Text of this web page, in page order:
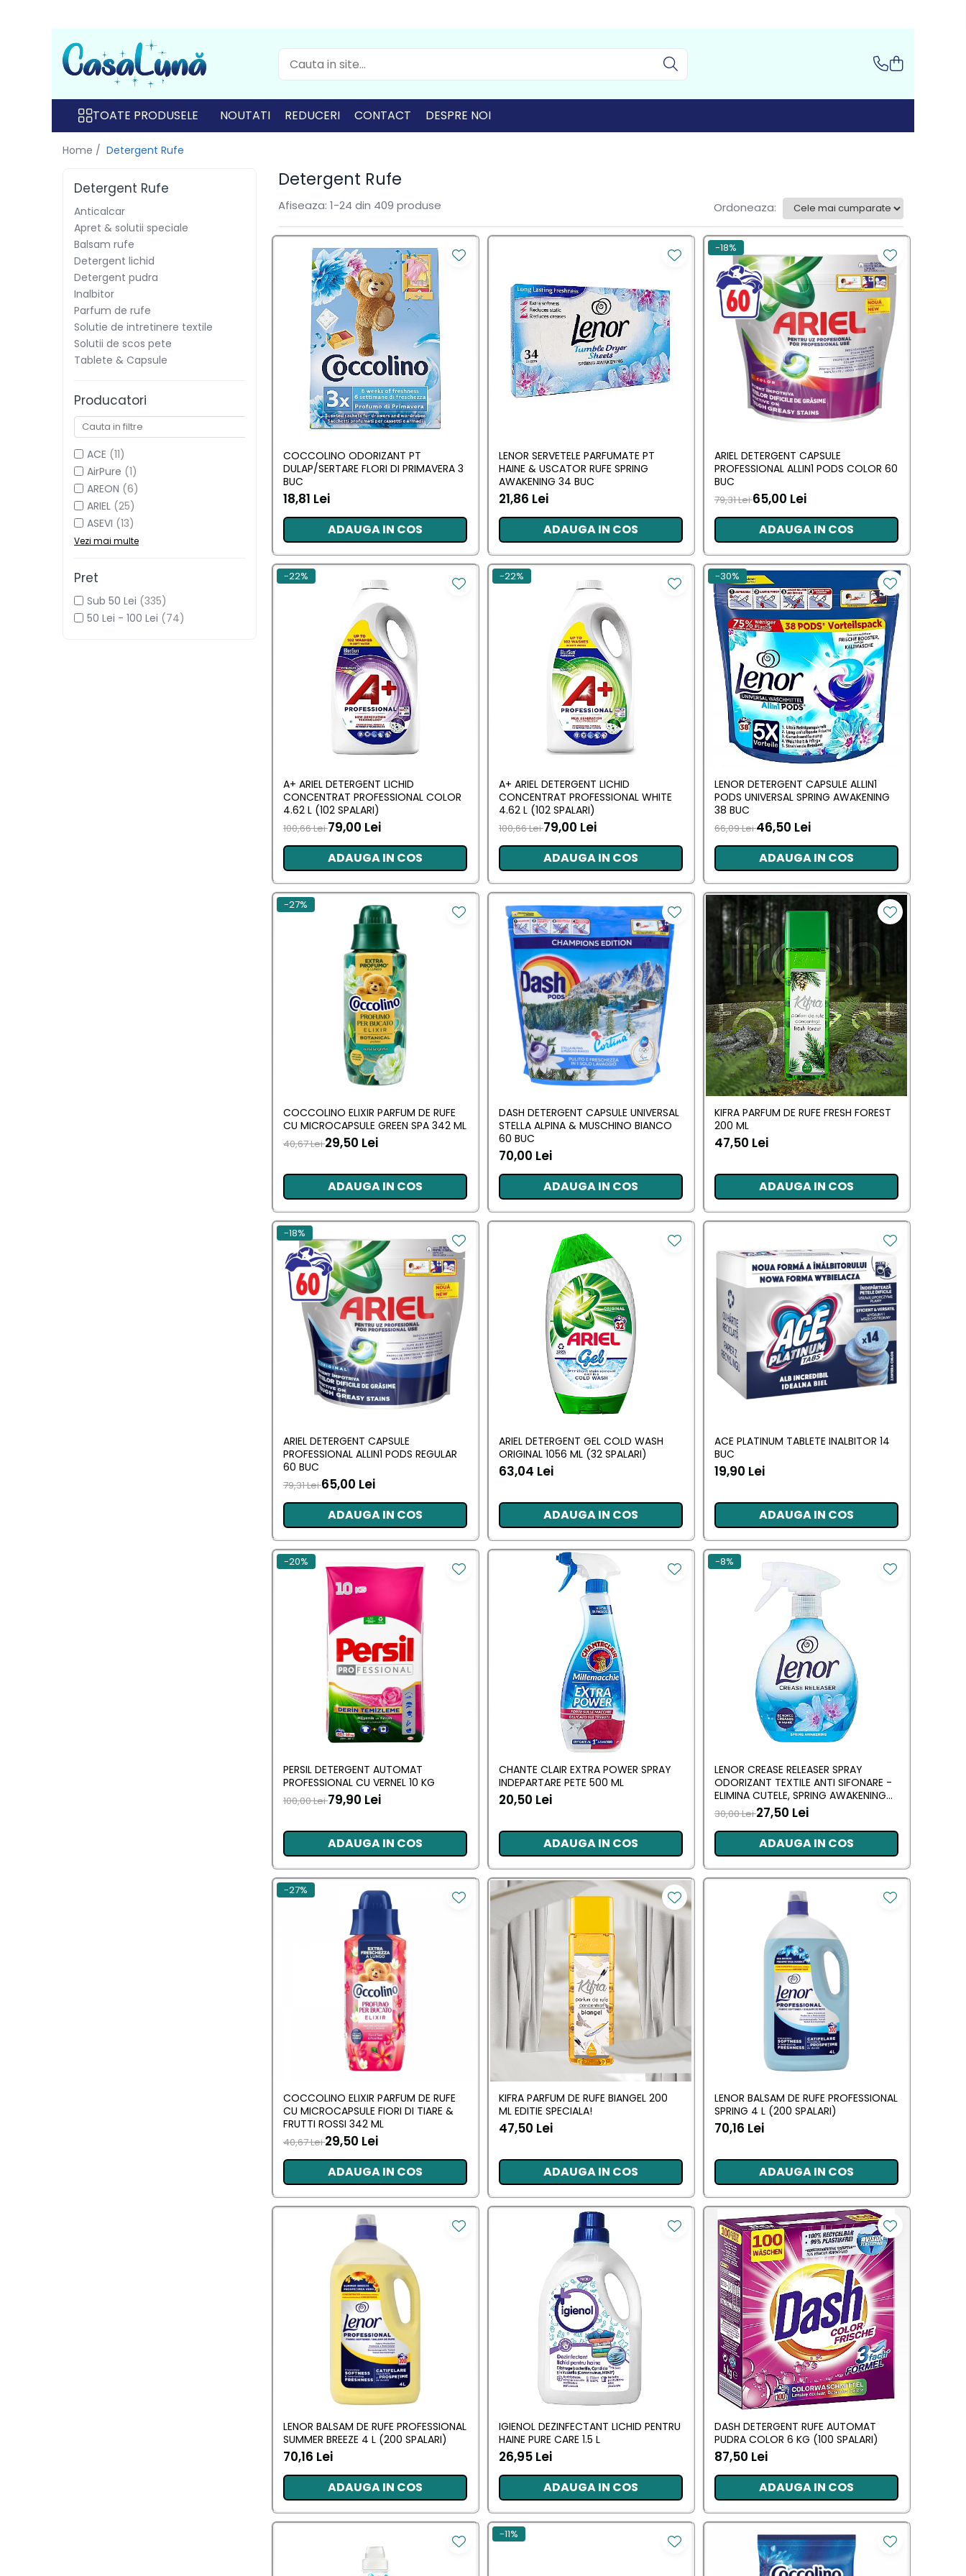
Toate Produsele
Gamma D'ORO
Gamma D'ORO
Gamma D'ORO Odorizant Cu
Betisoare 120 ml
EYFEL Odorizant Auto 10 ml
EYFEL Odorizant Camera cu
Betisoare 120 ml
EYFEL Spray Odorizant 400 ml
Detergent Rufe
Detergent Rufe
Apret & solutii speciale
Detergent pudra
Parfum de rufe
TOATE PRODUSELE NOUTATI REDUCERI CONTACT DESPRE NOI
Home / Detergent Rufe
Detergent Rufe
Detergent Rufe
Anticalcar
Apret & solutii speciale
Balsam rufe
Detergent lichid
Detergent pudra
Inalbitor
Parfum de rufe
Solutie de intretinere textile
Solutii de scos pete
Tablete & Capsule
Producatori
ACE (11)
AirPure (1)
AREON (6)
ARIEL (25)
ASEVI (13)
Vezi mai multe
Pret
Sub 50 Lei (335)
50 Lei - 100 Lei (74)
Afiseaza: 1-24 din 409 produse Ordoneaza:
COCCOLINO ODORIZANT PT
DULAP/SERTARE FLORI DI PRIMAVERA 3
BUC
18,81 Lei
ADAUGA IN COS
LENOR SERVETELE PARFUMATE PT
HAINE & USCATOR RUFE SPRING
AWAKENING 34 BUC
21,86 Lei
ADAUGA IN COS
-18%
ARIEL DETERGENT CAPSULE
PROFESSIONAL ALLIN1 PODS COLOR 60
BUC
79,31 Lei65,00 Lei
ADAUGA IN COS
-22%
A+ ARIEL DETERGENT LICHID
CONCENTRAT PROFESSIONAL COLOR
4.62 L (102 SPALARI)
100,66 Lei79,00 Lei
ADAUGA IN COS
-22%
A+ ARIEL DETERGENT LICHID
CONCENTRAT PROFESSIONAL WHITE
4.62 L (102 SPALARI)
100,66 Lei79,00 Lei
ADAUGA IN COS
-30%
LENOR DETERGENT CAPSULE ALLIN1
PODS UNIVERSAL SPRING AWAKENING
38 BUC
66,09 Lei46,50 Lei
ADAUGA IN COS
-27%
COCCOLINO ELIXIR PARFUM DE RUFE
CU MICROCAPSULE GREEN SPA 342 ML
40,67 Lei29,50 Lei
ADAUGA IN COS
DASH DETERGENT CAPSULE UNIVERSAL
STELLA ALPINA & MUSCHINO BIANCO
60 BUC
70,00 Lei
ADAUGA IN COS
KIFRA PARFUM DE RUFE FRESH FOREST
200 ML
47,50 Lei
ADAUGA IN COS
-18%
ARIEL DETERGENT CAPSULE
PROFESSIONAL ALLIN1 PODS REGULAR
60 BUC
79,31 Lei65,00 Lei
ADAUGA IN COS
ARIEL DETERGENT GEL COLD WASH
ORIGINAL 1056 ML (32 SPALARI)
63,04 Lei
ADAUGA IN COS
ACE PLATINUM TABLETE INALBITOR 14
BUC
19,90 Lei
ADAUGA IN COS
-20%
PERSIL DETERGENT AUTOMAT
PROFESSIONAL CU VERNEL 10 KG
100,00 Lei79,90 Lei
ADAUGA IN COS
CHANTE CLAIR EXTRA POWER SPRAY
INDEPARTARE PETE 500 ML
20,50 Lei
ADAUGA IN COS
-8%
LENOR CREASE RELEASER SPRAY
ODORIZANT TEXTILE ANTI SIFONARE -
ELIMINA CUTELE, SPRING AWAKENING
500 ML
30,00 Lei27,50 Lei
ADAUGA IN COS
-27%
COCCOLINO ELIXIR PARFUM DE RUFE
CU MICROCAPSULE FIORI DI TIARE &
FRUTTI ROSSI 342 ML
40,67 Lei29,50 Lei
ADAUGA IN COS
KIFRA PARFUM DE RUFE BIANGEL 200
ML EDITIE SPECIALA!
47,50 Lei
ADAUGA IN COS
LENOR BALSAM DE RUFE PROFESSIONAL
SPRING 4 L (200 SPALARI)
70,16 Lei
ADAUGA IN COS
LENOR BALSAM DE RUFE PROFESSIONAL
SUMMER BREEZE 4 L (200 SPALARI)
70,16 Lei
ADAUGA IN COS
IGIENOL DEZINFECTANT LICHID PENTRU
HAINE PURE CARE 1.5 L
26,95 Lei
ADAUGA IN COS
DASH DETERGENT RUFE AUTOMAT
PUDRA COLOR 6 KG (100 SPALARI)
87,50 Lei
ADAUGA IN COS
-11%